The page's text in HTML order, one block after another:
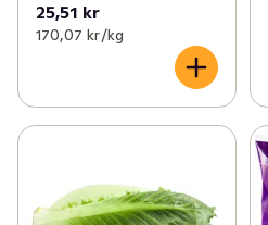
25,51 kr
170,07 kr /kg